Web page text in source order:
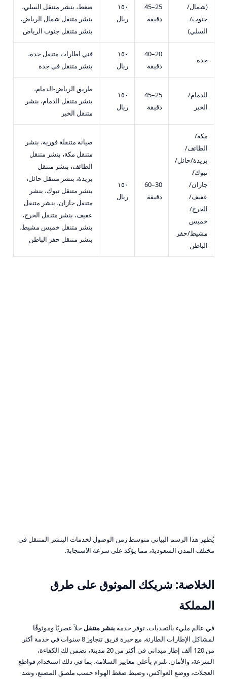
(شمال/
جنوب/
السلي)
25–45
دقيقة
١٥٠
ريال
ضغط، بنشر متنقل السلي،
بنشر متنقل شمال الرياض،
بنشر متنقل جنوب الرياض
جدة
20–40
دقيقة
١٥٠
ريال
فني اطارات متنقل جدة،
بنشر متنقل في جدة
الدمام/
الخبر
25–45
دقيقة
١٥٠
ريال
طريق الرياض-الدمام،
بنشر متنقل الدمام، بنشر
متنقل الخبر
مكة/
الطائف/
بريدة/حائل/
تبوك/
جازان/
عفيف/
الخرج/
خميس
مشيط/حفر
الباطن
30–60
دقيقة
١٥٠
ريال
صيانة متنقلة فورية، بنشر
متنقل مكة، بنشر متنقل
الطائف، بنشر متنقل
بريدة، بنشر متنقل حائل،
بنشر متنقل تبوك، بنشر
متنقل جازان، بنشر متنقل
عفيف، بنشر متنقل الخرج،
بنشر متنقل خميس مشيط،
بنشر متنقل حفر الباطن
يُظهر هذا الرسم البياني متوسط زمن الوصول لخدمات البنشر المتنقل في
مختلف المدن السعودية، مما يؤكد على سرعة الاستجابة.
الخلاصة: شريكك الموثوق على طرق
المملكة
في عالم مليء بالتحديات، توفر خدمة بنشر متنقل حلاً عصريًا وموثوقًا
لمشاكل الإطارات الطارئة. مع خبرة فريق تتجاوز 8 سنوات في خدمة أكثر
من 120 ألف إطار ميداني في أكثر من 20 مدينة، نضمن لك الكفاءة،
السرعة، والأمان. نلتزم بأعلى معايير السلامة، بما في ذلك استخدام قواطع
العجلات، ووضع العواكس، وضبط ضغط الهواء حسب ملصق المصنع، وشد